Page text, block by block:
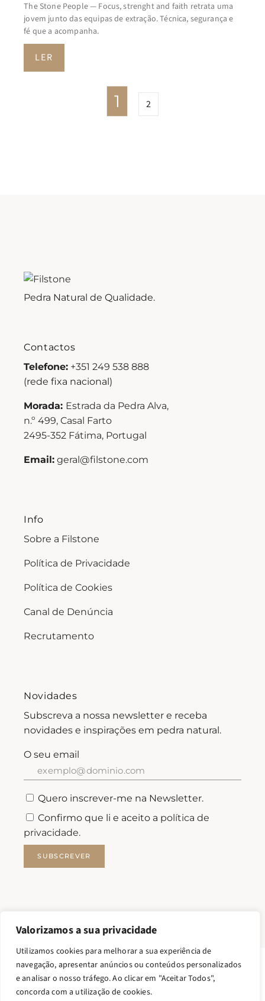
Valorizamos a sua privacidade
Utilizamos cookies para melhorar a sua experiência de
navegação, apresentar anúncios ou conteúdos personalizados
e analisar o nosso tráfego. Ao clicar em "Aceitar Todos",
concorda com a utilização de cookies.
The Stone People — Focus, strenght and faith retrata uma
jovem junto das equipas de extração. Técnica, segurança e
fé que a acompanha.
LER
1 2
Pedra Natural de Qualidade.
Contactos
Telefone: +351 249 538 888
(rede fixa nacional)
Morada: Estrada da Pedra Alva,
n.º 499, Casal Farto
2495-352 Fátima, Portugal
Email: geral@filstone.com
Info
Sobre a Filstone
Política de Privacidade
Política de Cookies
Canal de Denúncia
Recrutamento
Novidades
Subscreva a nossa newsletter e receba
novidades e inspirações em pedra natural.
O seu email
Quero inscrever-me na Newsletter.
Confirmo que li e aceito a política de
privacidade.
SUBSCREVER
FILSTONE – COMÉRCIO DE ROCHAS S.A.
FILSTONE®2026 TODOS OS DIREITOS RESERVADOS.